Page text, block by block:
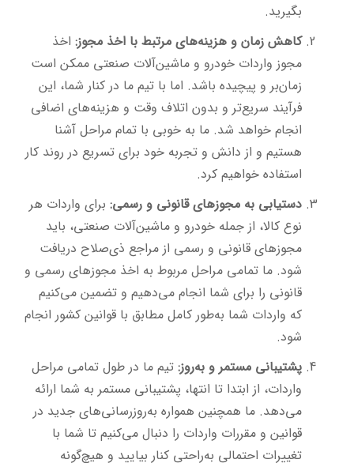
بگیرید.
کاهش زمان و هزینه‌های مرتبط با اخذ مجوز: اخذ
مجوز واردات خودرو و ماشین‌آلات صنعتی ممکن است
زمان‌بر و پیچیده باشد. اما با تیم ما در کنار شما، این
فرآیند سریع‌تر و بدون اتلاف وقت و هزینه‌های اضافی
انجام خواهد شد. ما به خوبی با تمام مراحل آشنا
هستیم و از دانش و تجربه خود برای تسریع در روند کار
استفاده خواهیم کرد.
دستیابی به مجوزهای قانونی و رسمی: برای واردات هر
نوع کالا، از جمله خودرو و ماشین‌آلات صنعتی، باید
مجوزهای قانونی و رسمی از مراجع ذی‌صلاح دریافت
شود. ما تمامی مراحل مربوط به اخذ مجوزهای رسمی و
قانونی را برای شما انجام می‌دهیم و تضمین می‌کنیم
که واردات شما به‌طور کامل مطابق با قوانین کشور انجام
شود.
پشتیبانی مستمر و به‌روز: تیم ما در طول تمامی مراحل
واردات، از ابتدا تا انتها، پشتیبانی مستمر به شما ارائه
می‌دهد. ما همچنین همواره به‌روزرسانی‌های جدید در
قوانین و مقررات واردات را دنبال می‌کنیم تا شما با
تغییرات احتمالی به‌راحتی کنار بیایید و هیچ‌گونه